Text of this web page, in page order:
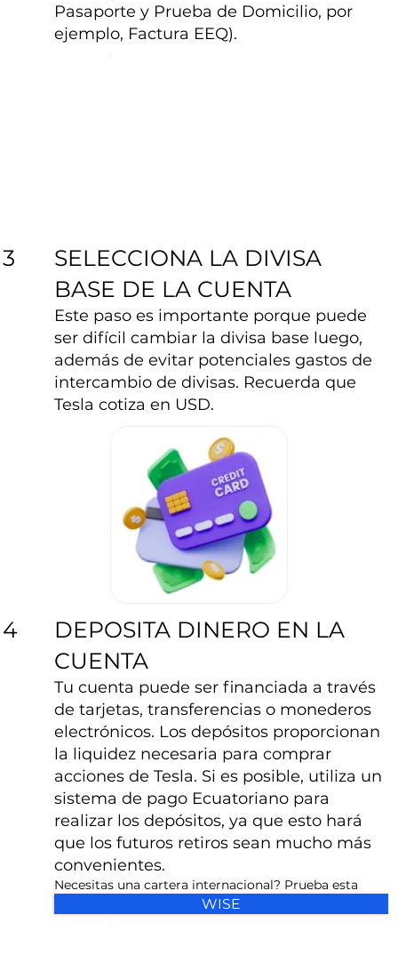
3
4
Pasaporte y Prueba de Domicilio, por
ejemplo, Factura EEQ).
SELECCIONA LA DIVISA
BASE DE LA CUENTA
Este paso es importante porque puede
ser difícil cambiar la divisa base luego,
además de evitar potenciales gastos de
intercambio de divisas. Recuerda que
Tesla cotiza en USD.
DEPOSITA DINERO EN LA
CUENTA
Tu cuenta puede ser financiada a través
de tarjetas, transferencias o monederos
electrónicos. Los depósitos proporcionan
la liquidez necesaria para comprar
acciones de Tesla. Si es posible, utiliza un
sistema de pago Ecuatoriano para
realizar los depósitos, ya que esto hará
que los futuros retiros sean mucho más
convenientes.
Necesitas una cartera internacional? Prueba esta
WISE